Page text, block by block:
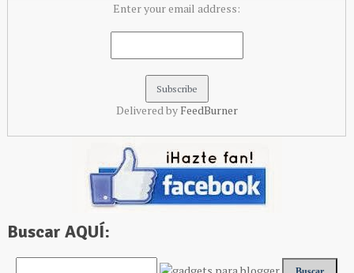
Enter your email address:
Delivered by FeedBurner
Buscar AQUÍ: